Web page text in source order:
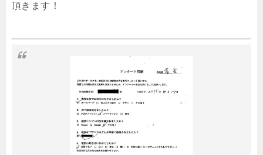
頂きます！